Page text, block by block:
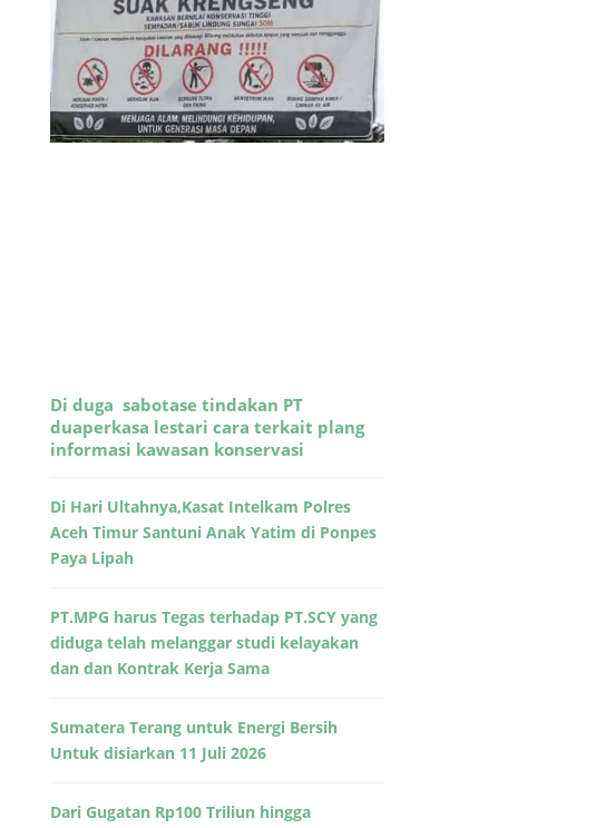
Di duga sabotase tindakan PT
duaperkasa lestari cara terkait plang
informasi kawasan konservasi
Di Hari Ultahnya,Kasat Intelkam Polres
Aceh Timur Santuni Anak Yatim di Ponpes
Paya Lipah
PT.MPG harus Tegas terhadap PT.SCY yang
diduga telah melanggar studi kelayakan
dan dan Kontrak Kerja Sama
Sumatera Terang untuk Energi Bersih
Untuk disiarkan 11 Juli 2026
Dari Gugatan Rp100 Triliun hingga